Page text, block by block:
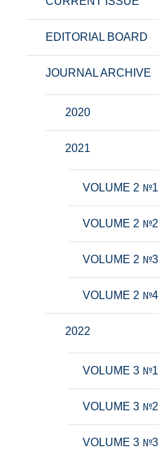
EDITORIAL BOARD
JOURNAL ARCHIVE
2020
2021
VOLUME 2 №1
VOLUME 2 №2
VOLUME 2 №3
VOLUME 2 №4
2022
VOLUME 3 №1
VOLUME 3 №2
VOLUME 3 №3